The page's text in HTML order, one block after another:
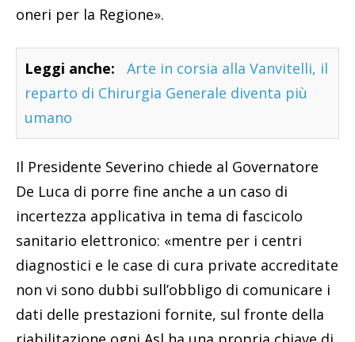
oneri per la Regione».
Leggi anche:
Arte in corsia alla Vanvitelli, il
reparto di Chirurgia Generale diventa più
umano
Il Presidente Severino chiede al Governatore
De Luca di porre fine anche a un caso di
incertezza applicativa in tema di fascicolo
sanitario elettronico: «mentre per i centri
diagnostici e le case di cura private accreditate
non vi sono dubbi sull’obbligo di comunicare i
dati delle prestazioni fornite, sul fronte della